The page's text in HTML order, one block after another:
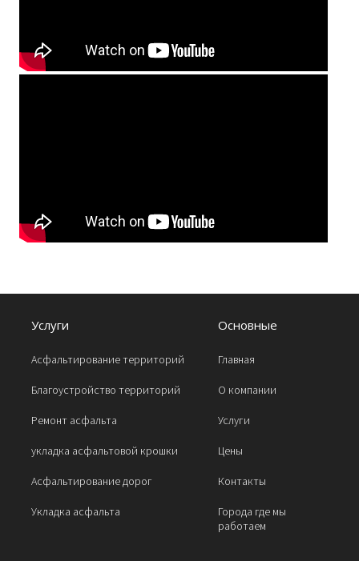
Услуги
Асфальтирование территорий
Благоустройство территорий
Ремонт асфальта
укладка асфальтовой крошки
Асфальтирование дорог
Укладка асфальта
Основные
Главная
О компании
Услуги
Цены
Контакты
Города где мы
работаем